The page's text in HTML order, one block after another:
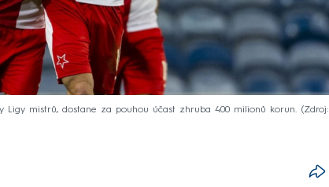
Ligy mistrů, dostane za pouhou účast zhruba 400 milionů korun.
Zdroj: